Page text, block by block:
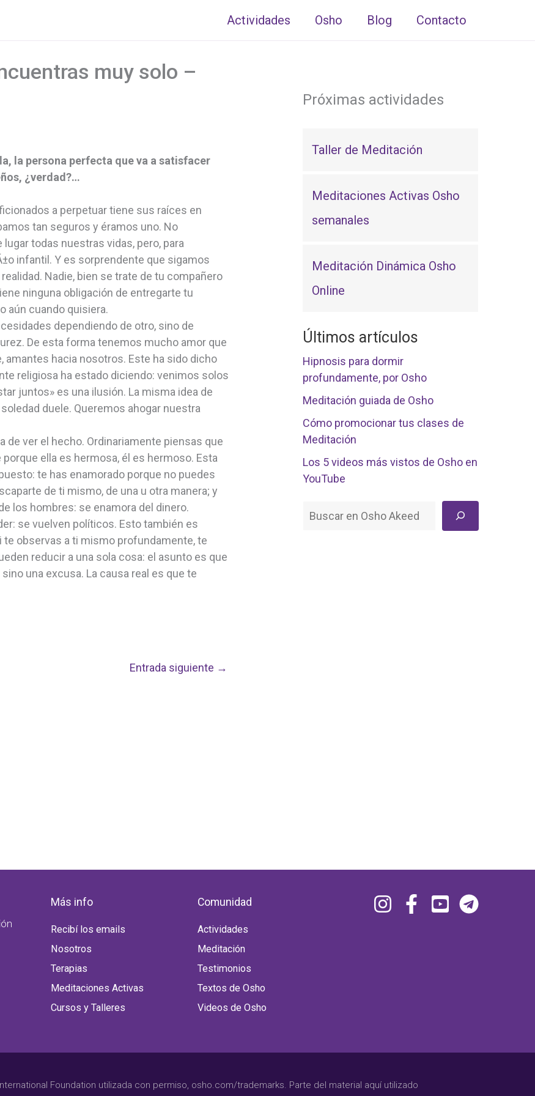
Actividades Osho Blog Contacto
muy solo –
la persona perfecta que va a satisfacer
¿verdad?…
a perpetuar tiene sus raíces en
tan seguros y éramos uno. No
todas nuestras vidas, pero, para
infantil. Y es sorprendente que sigamos
Nadie, bien se trate de tu compañero
ninguna obligación de entregarte tu
aún cuando quisiera.
dependiendo de otro, sino de
De esta forma tenemos mucho amor que
amantes hacia nosotros. Este ha sido dicho
religiosa ha estado diciendo: venimos solos
juntos» es una ilusión. La misma idea de
duele. Queremos ahogar nuestra
de ver el hecho. Ordinariamente piensas que
ella es hermosa, él es hermoso. Esta
te has enamorado porque no puedes
de ti mismo, de una u otra manera; y
los hombres: se enamora del dinero.
se vuelven políticos. Esto también es
te observas a ti mismo profundamente, te
reducir a una sola cosa: el asunto es que
una excusa. La causa real es que te
Entrada siguiente →
Próximas actividades
Taller de Meditación
Meditaciones Activas Osho
semanales
Meditación Dinámica Osho
Online
Últimos artículos
Hipnosis para dormir
profundamente, por Osho
Meditación guiada de Osho
Cómo promocionar tus clases de
Meditación
Los 5 videos más vistos de Osho en
YouTube
Buscar
Más info
Recibí los emails
Nosotros
Terapias
Meditaciones Activas
Cursos y Talleres
Comunidad
Actividades
Meditación
Testimonios
Textos de Osho
Videos de Osho
Foundation utilizada con permiso, osho.com/trademarks. Parte del material aquí utilizado